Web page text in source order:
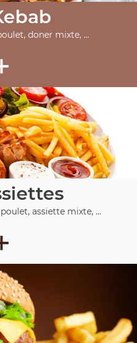
doner mixte, ...
assiette mixte, ...